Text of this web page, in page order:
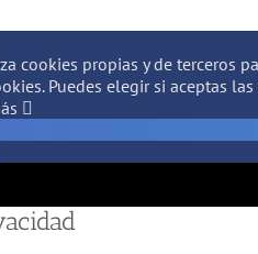
cookies propias y de terceros
Puedes elegir si aceptas